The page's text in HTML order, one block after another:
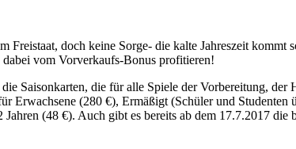
Freistaat, doch keine Sorge- die kalte Jahreszeit
vom Vorverkaufs-Bonus profitieren!
Saisonkarten, die für alle Spiele der Vorbereitung,
Erwachsene (280 €), Ermäßigt (Schüler und
(48 €). Auch gibt es bereits ab dem 17.7.2017